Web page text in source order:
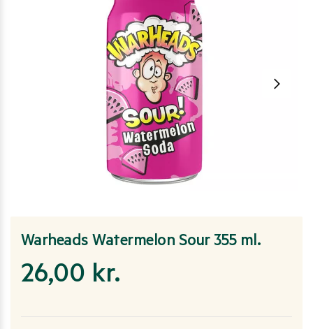
Warheads Watermelon Sour 355 ml.
26,00 kr.